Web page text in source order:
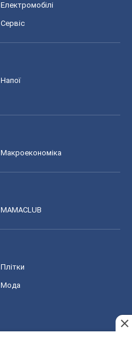
Електромобілі
Сервіс
Напої
Макроекономіка
MAMACLUB
Плітки
Мода